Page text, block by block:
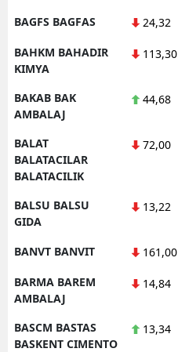
BAGFS BAGFAS 24,32
BAHKM BAHADIR
KIMYA
113,30
BAKAB BAK
AMBALAJ
44,68
BALAT
BALATACILAR
BALATACILIK
72,00
BALSU BALSU
GIDA
13,22
BANVT BANVIT 161,00
BARMA BAREM
AMBALAJ
14,84
BASCM BASTAS
BASKENT CIMENTO
13,34